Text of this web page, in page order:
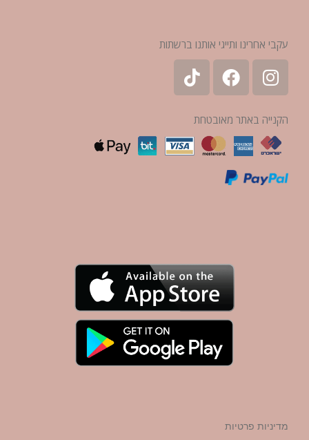
עקבי אחרינו ותייגי אותנו ברשתות
הקנייה באתר מאובטחת
מדיניות פרטיות